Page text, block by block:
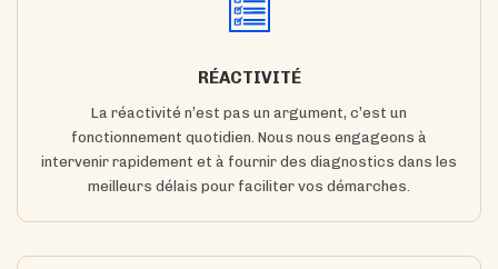
RÉACTIVITÉ
La réactivité n’est pas un argument, c’est un
fonctionnement quotidien. Nous nous engageons à
intervenir rapidement et à fournir des diagnostics dans les
meilleurs délais pour faciliter vos démarches.